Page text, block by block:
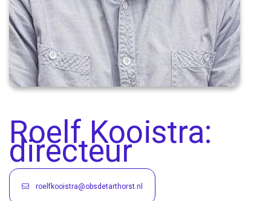
Roelf Kooistra:
directeur
roelfkooistra@obsdetarthorst.nl